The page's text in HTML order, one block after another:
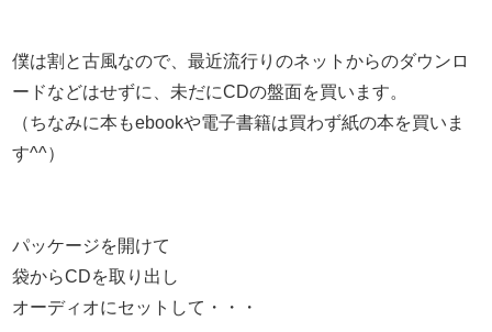
僕は割と古風なので、最近流行りのネットからのダウンロ
ードなどはせずに、未だにCDの盤面を買います。
（ちなみに本もebookや電子書籍は買わず紙の本を買いま
す^^）
パッケージを開けて
袋からCDを取り出し
オーディオにセットして・・・